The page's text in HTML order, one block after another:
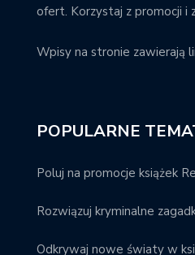
ofert. Korzystaj z promocji i
Wpisy na stronie zawierają
POPULARNE
Poluj na promocje książek
Rozwiązuj kryminalne
Odkrywaj nowe światy w